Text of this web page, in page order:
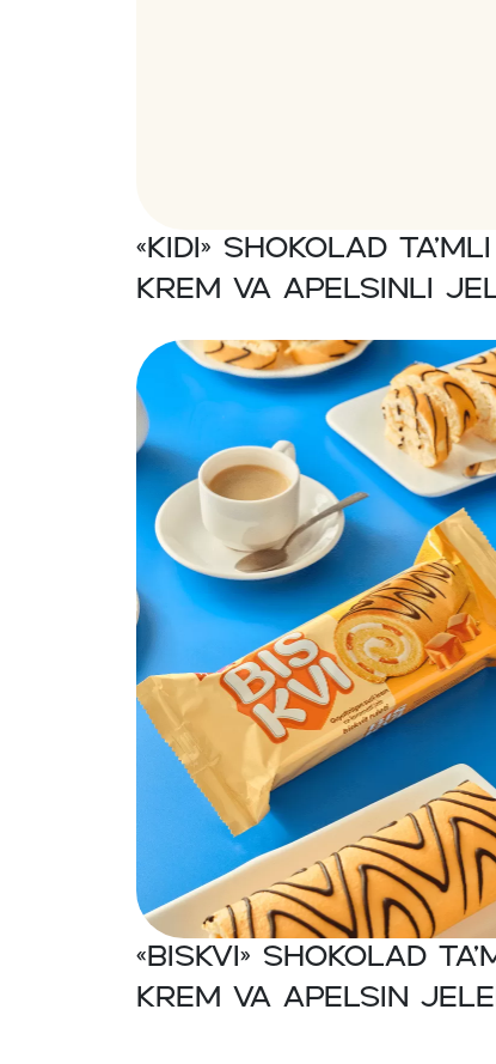
«KIDI» Shokolad ta’mli
krem va apelsinli
biskvitli pirog
«BISKVI» Shokolad
krem va apelsin